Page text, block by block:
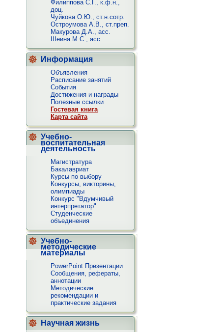
Филиппова С.Г., к.ф.н.,
доц.
Чуйкова О.Ю., ст.н.сотр.
Остроумова А.В., ст.преп.
Макурова Д.А., асс.
Шеина М.С., асс.
Информация
Объявления
Расписание занятий
Cобытия
Достижения и награды
Полезные ссылки
Гостевая книга
Карта сайта
Учебно-
воспитательная
деятельность
Магистратура
Бакалавриат
Курсы по выбору
Конкурсы, викторины,
олимпиады
Конкурс "Вдумчивый
интерпретатор"
Студенческие
объединения
Учебно-
методические
материалы
PowerPoint Презентации
Сообщения, рефераты,
аннотации
Методические
рекомендации и
практические задания
Научная жизнь